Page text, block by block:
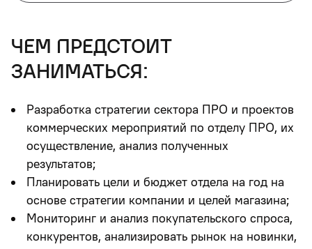
чем предстоит
заниматься:
Разработка стратегии сектора ПРО и проектов
коммерческих мероприятий по отделу ПРО, их
осуществление, анализ полученных
результатов;
Планировать цели и бюджет отдела на год на
основе стратегии компании и целей магазина;
Мониторинг и анализ покупательского спроса,
конкурентов, анализировать рынок на новинки,